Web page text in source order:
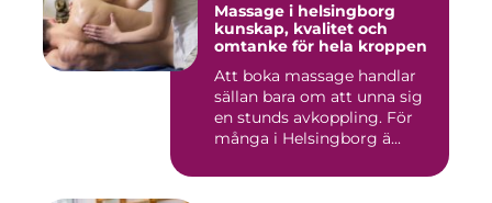
Massage i helsingborg
kunskap, kvalitet och
omtanke för hela kroppen
Att boka massage handlar
sällan bara om att unna sig
en stunds avkoppling. För
många i Helsingborg ä...